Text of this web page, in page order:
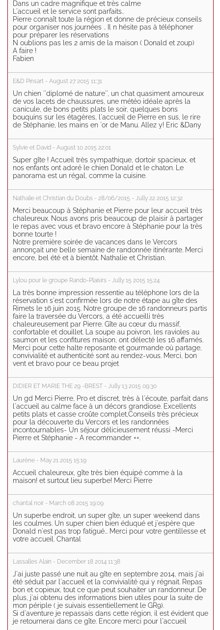
Dans un cadre magnifique et très calme
L'accueil et le service sont parfaits..
Pierre connaît toute la région et donne de précieux conseils
pour organiser nos journées .. Il n hésite pas à téléphoner
pour préparer les réservations
N oublions pas les 2 amis de la maison ( Donald et zoup)
A faire !
Fabien
E&D Pinsart - August 27 2015 11:31
Un chien ''diplomé de nature'', un chat quasiment amoureux
de vos lacets de chaussures, une météo idéale après la
canicule, de bons petits plats le soir, quelques bons
bouquins sur les étagères, l'accueil de Pierre en sus, le rire
de Stéphanie, les mains en 'or de Manu. Allez y! Eric &Dany
Sylvie et David - August 10 2015 22:01
Super gîte ! Accueil très sympathique, dortoir spacieux, et
nos enfants ont adoré le chien Donald et le chaton. Le
panorama est un régal, comme la cuisine.
Nathalie et Christian du Doubs - 28/06/2015 - Jully 22 2015 12:32
Merci beaucoup à Stéphanie et Pierre pour leur accueil très
chaleureux. Nous avons pris beaucoup de plaisir à partager
le repas avec vous et bravo encore à Stéphanie pour la très
bonne tourte !
Notre première soirée de vacances dans le Vercors
annonçait une belle semaine de randonnée itinérante. Merci
encore, bel été et à bientôt. Nathalie et Christian.
Lylou pour le groupe Rando-Plaisirs - Jully 15 2015 15:24
La très bonne impression ressentie au téléphone lors de la
réservation s'est confirmée lors de notre étape au gîte des
Rimets le 16 juin 2015. Notre groupe de 16 randonneurs partis
faire la traversée du Vercors, a été accueilli très
chaleureusement par Pierre. Gîte au cœur du massif,
confortable et douillet. La soupe au poivron, les ravioles au
saumon et les confitures maison, ont délecté les 16 affamés.
Merci pour cette halte reposante et gourmande où partage,
convivialité et authenticité sont au rendez-vous. Merci, bon
vent et bravo pour ce beau projet
DIDIER ET MARIE THE 29 -BREST - Jully 13 2015 09:30
Un gd Merci Pierre, Pro et discret, très à l'écoute, parfait dans
l'accueil au calme face à un décors grandiose. Excellents
petits plats et casse croûte complet,Conseils très précieux
pour la découverte du Vercors et les randonnées
incontournables- Un séjour délicieusement réussi -Merci
Pierre et Stéphanie - A recommander ++.
Laurène - May 21 2015 15:19
Accueil chaleureux, gîte très bien équipé comme à la
maison! et surtout lieu superbe! Merci Pierre
chantal noir - March 08 2015 19:09
Un superbe endroit, un super gîte, un super weekend dans
les coulmes. Un super chien bien éduqué et j'espère que
Donald n'est pas trop fatigué... Merci pour votre gentillesse et
votre accueil. Chantal
Lassalles Alain - December 18 2014 11:38
J'ai juste passé une nuit au gîte en septembre 2014, mais j'ai
été séduit par l'accueil et la convivialité qui y régnait. Repas
bon et copieux, tout ce que peut souhaiter un randonneur. De
plus, j'ai obtenu des informations bien utiles pour la suite de
mon périple ( je suivais essentiellement le GR9).
Si d'aventure je repassais dans cette région, il est évident que
je retournerai dans ce gîte. Encore merci pour l'accueil